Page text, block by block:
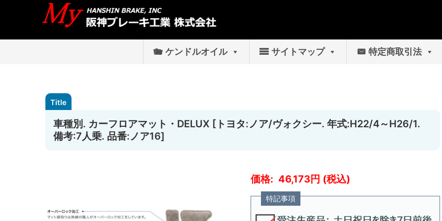
ケンドルオイル サイトマップ 特定商取引法
車種別. カーフロアマット・DELUX [トヨタ:ノア/ヴォクシー. 年式:H22/4～H26/1.
備考:7人乗. 品番:ノア16]
46,173
特記事項